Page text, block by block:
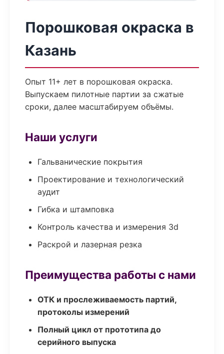
Порошковая окраска в
Казань
Опыт 11+ лет в порошковая окраска.
Выпускаем пилотные партии за сжатые
сроки, далее масштабируем объёмы.
Наши услуги
Гальванические покрытия
Проектирование и технологический
аудит
Гибка и штамповка
Контроль качества и измерения 3d
Раскрой и лазерная резка
Преимущества работы с нами
ОТК и прослеживаемость партий,
протоколы измерений
Полный цикл от прототипа до
серийного выпуска